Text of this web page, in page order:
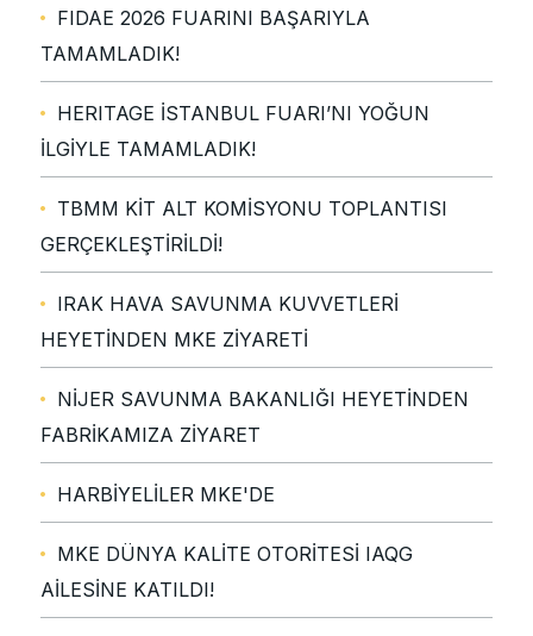
FIDAE 2026 FUARINI BAŞARIYLA
TAMAMLADIK!
HERITAGE İSTANBUL FUARI’NI YOĞUN
İLGİYLE TAMAMLADIK!
TBMM KİT ALT KOMİSYONU TOPLANTISI
GERÇEKLEŞTİRİLDİ!
IRAK HAVA SAVUNMA KUVVETLERİ
HEYETİNDEN MKE ZİYARETİ
NİJER SAVUNMA BAKANLIĞI HEYETİNDEN
FABRİKAMIZA ZİYARET
HARBİYELİLER MKE'DE
MKE DÜNYA KALİTE OTORİTESİ IAQG
AİLESİNE KATILDI!